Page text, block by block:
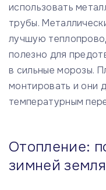
использовать
трубы.
лучшую
полезно для
в сильные морозы.
монтировать и они
температурным
Отопление:
зимней